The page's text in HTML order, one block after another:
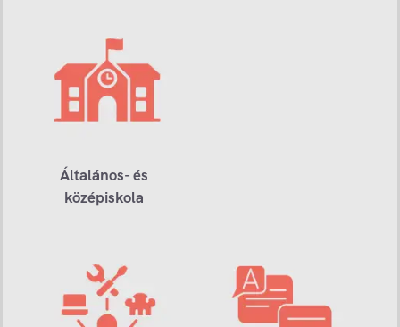
Általános- és
középiskola